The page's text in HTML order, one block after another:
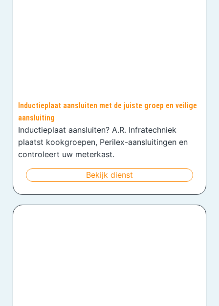
Inductieplaat aansluiten met de juiste groep en veilige
aansluiting
Inductieplaat aansluiten? A.R. Infratechniek
plaatst kookgroepen, Perilex-aansluitingen en
controleert uw meterkast.
Bekijk dienst